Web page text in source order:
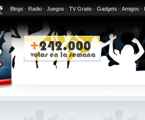
Blogs · Radio · Juegos · TV Gratis · Gadgets · Amigos ·